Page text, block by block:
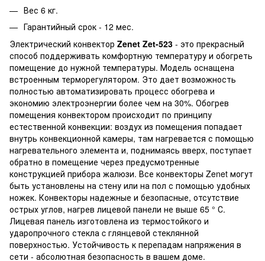
Вес 6 кг.
Гарантийный срок - 12 мес.
Электрический конвектор Zenet Zet-523 - это прекрасный
способ поддерживать комфортную температуру и обогреть
помещение до нужной температуры. Модель оснащена
встроенным терморегулятором. Это дает возможность
полностью автоматизировать процесс обогрева и
экономию электроэнергии более чем на 30%. Обогрев
помещения конвектором происходит по принципу
естественной конвекции: воздух из помещения попадает
внутрь конвекционной камеры, там нагревается с помощью
нагревательного элемента и, поднимаясь вверх, поступает
обратно в помещение через предусмотренные
конструкцией прибора жалюзи. Все конвекторы Zenet могут
быть установлены на стену или на пол с помощью удобных
ножек. Конвекторы надежные и безопасные, отсутствие
острых углов, нагрев лицевой панели не выше 65 ° С.
Лицевая панель изготовлена из термостойкого и
ударопрочного стекла c глянцевой стеклянной
поверхностью. Устойчивость к перепадам напряжения в
сети - абсолютная безопасность в вашем доме.